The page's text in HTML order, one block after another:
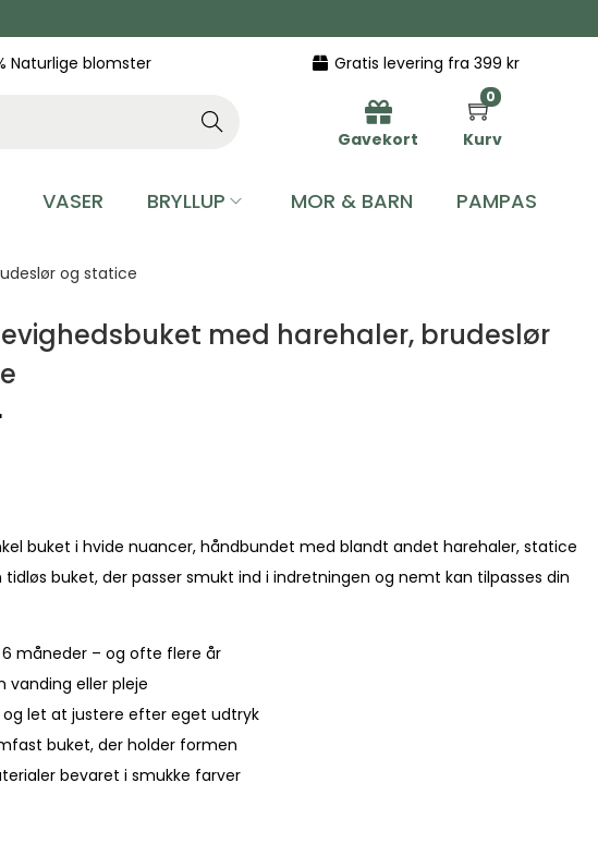
Naturlige blomster Gratis levering fra 399 kr
Searc
Gavekort
0
Kurv
VASER BRYLLUP MOR & BARN PAMPAS
og statice
evighedsbuket med harehaler, brudeslør
buket i hvide nuancer, håndbundet med blandt andet harehaler, statice
tidløs buket, der passer smukt ind i indretningen og nemt kan tilpasses din
6 måneder – og ofte flere år
vanding eller pleje
let at justere efter eget udtryk
buket, der holder formen
bevaret i smukke farver